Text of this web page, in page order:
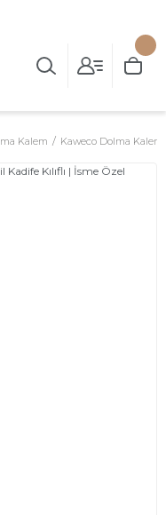
Kalem Kaweco Dolma Kalem